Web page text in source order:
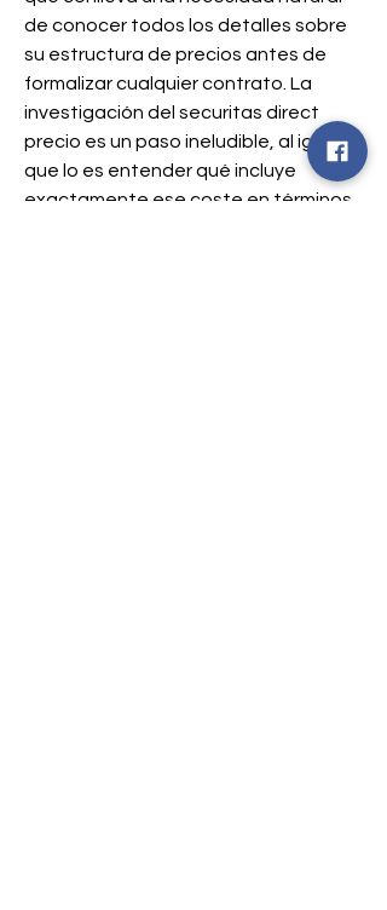
de conocer todos los detalles sobre
su estructura de precios antes de
formalizar cualquier contrato. La
investigación del securitas direct
precio es un paso ineludible, al igual
que lo es entender qué incluye
exactamente ese coste en términos